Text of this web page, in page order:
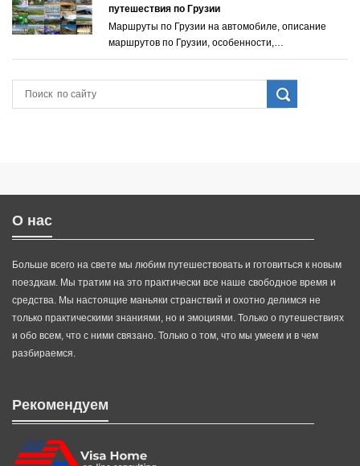
путешествия по Грузии
Маршруты по Грузии на автомобиле, описание
маршрутов по Грузии, особенности,…
О нас
Больше всего на свете мы любим путешествовать и готовиться к новым
поездкам. Мы тратим на это практически все наше свободное время и
средства. Мы настоящие маньяки странствий и охотно делимся не
только практическими знаниями, но и эмоциями. Только о путешествиях
и обо всем, что с ними связано. Только о том, что мы умеем и в чем
разбираемся.
Рекомендуем